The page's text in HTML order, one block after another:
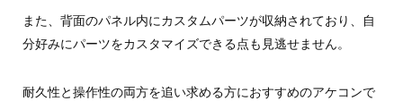
また、背面のパネル内にカスタムパーツが収納されており、自
分好みにパーツをカスタマイズできる点も見逃せません。
耐久性と操作性の両方を追い求める方におすすめのアケコンで